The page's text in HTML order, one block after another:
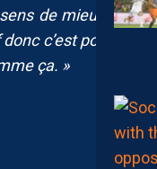
de mieux en
c’est positif,
ça. »